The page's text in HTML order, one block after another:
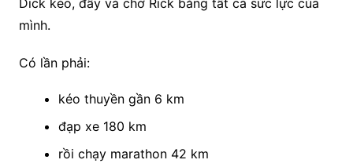
Dick kéo, đẩy và chở Rick bằng tất cả sức lực của
mình.
Có lần phải:
kéo thuyền gần 6 km
đạp xe 180 km
rồi chạy marathon 42 km